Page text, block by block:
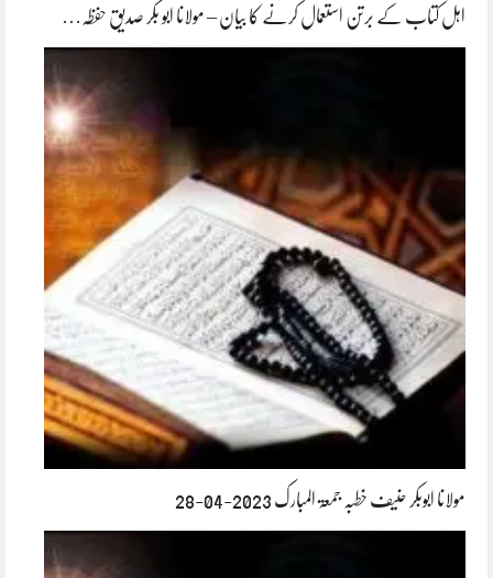
اہل کتاب کے برتن استعمال کرنے کا بیان – مولانا ابو بکر صدیق حفظہ…
مولانا ابوبکر حنیف خطبہ جمعۃ المبارک 2023-04-28